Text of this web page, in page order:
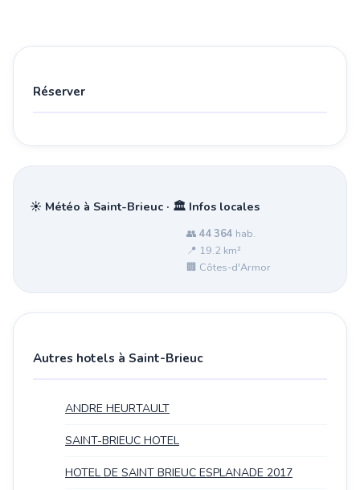
Réserver
☀️ Météo à Saint-Brieuc · 🏛️ Infos locales
👥 44 364 hab.
📍 19.2 km²
🏢 Côtes-d'Armor
Autres hotels à Saint-Brieuc
ANDRE HEURTAULT
SAINT-BRIEUC HOTEL
HOTEL DE SAINT BRIEUC ESPLANADE 2017